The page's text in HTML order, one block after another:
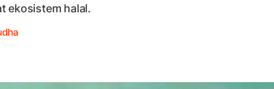
ekosistem halal.